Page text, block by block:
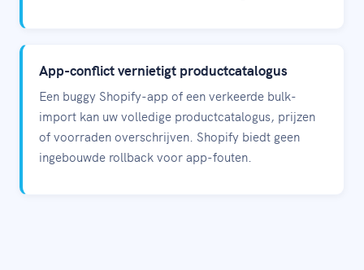
App-conflict vernietigt productcatalogus
Een buggy Shopify-app of een verkeerde bulk-
import kan uw volledige productcatalogus, prijzen
of voorraden overschrijven. Shopify biedt geen
ingebouwde rollback voor app-fouten.